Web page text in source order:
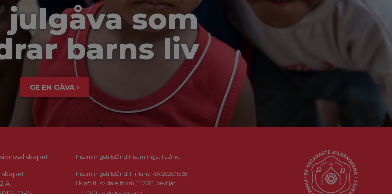
julgåva som
barns liv
GE EN GÅVA ›
A
Insamlingstillstånd Insamlingstillstånd:
Insamlingstillstånd: Finland RA/2020/1538,
i kraft tillsvidare fr.o.m. 1.1.2021, beviljat